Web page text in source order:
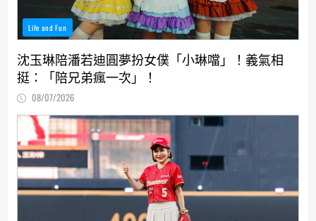
Life and Fun
沈玉琳陪潘若迪圓夢扮女僕「小琳噹」！義氣相
挺：「陪兄弟瘋一次」！
08/07/2026